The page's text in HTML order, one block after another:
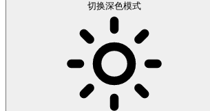
切换深色模式